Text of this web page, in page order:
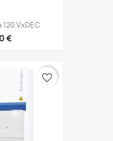
VxDEC
€
favorite_border